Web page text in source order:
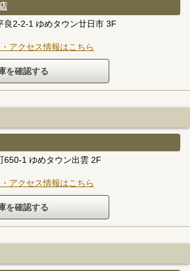
良2-2-1 ゆめタウン廿日市 3F
アクセス情報はこちら
650-1 ゆめタウン出雲 2F
アクセス情報はこちら